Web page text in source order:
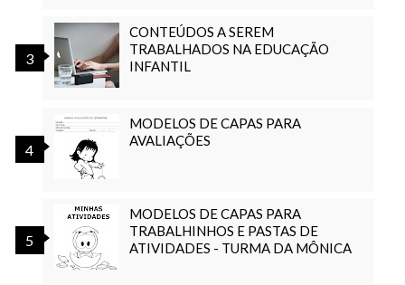
CONTEÚDOS A SEREM
TRABALHADOS NA EDUCAÇÃO
INFANTIL
MODELOS DE CAPAS PARA
AVALIAÇÕES
MODELOS DE CAPAS PARA
TRABALHINHOS E PASTAS DE
ATIVIDADES - TURMA DA MÔNICA